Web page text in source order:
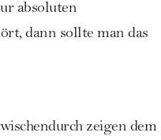
absoluten
dann sollte man das
zeigen dem